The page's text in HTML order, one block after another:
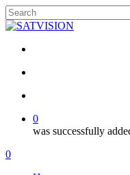
Skip
to
content
Close
0
was successfully
Menu
search
account
0